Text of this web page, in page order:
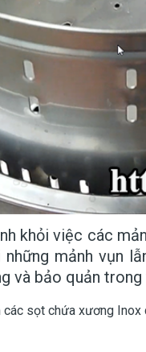
khỏi việc các
mảnh vụn
và bảo quản trong
sọt chứa xương